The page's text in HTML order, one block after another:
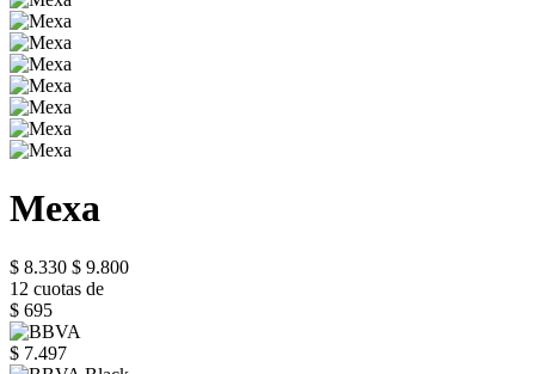
Mexa
$ 8.330 $ 9.800
12 cuotas de
$ 695
$ 7.497